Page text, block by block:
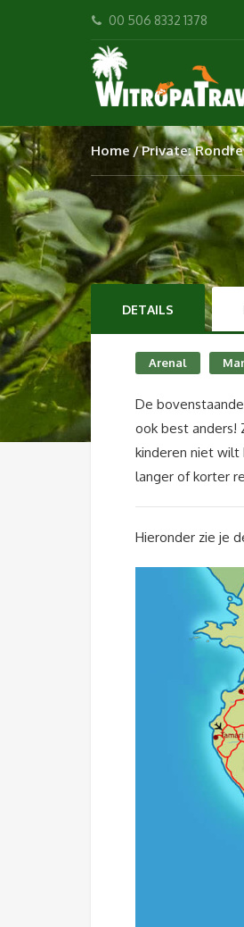
00 506 8332 1378
Home Private:
DETAILS
Arenal
De
ook best anders!
kinderen niet wilt
langer of korter
Hieronder zie je